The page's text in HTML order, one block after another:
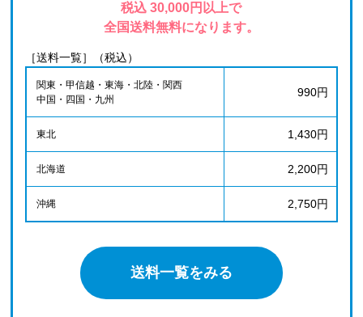
税込 30,000円以上で
全国送料無料になります。
［送料一覧］（税込）
関東・甲信越・東海・北陸・関西
中国・四国・九州
990円
東北 1,430円
北海道 2,200円
沖縄 2,750円
送料一覧をみる